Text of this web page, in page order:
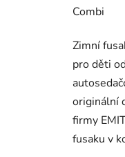
Combi
Zimní
pro děti
originální
firmy
fusaku v